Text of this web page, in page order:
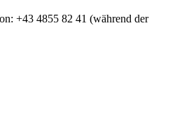
+43 4855 82 41 (während der